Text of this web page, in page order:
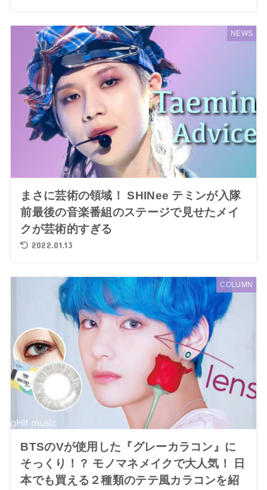
NEWS
まさに芸術の領域！ SHINee テミンが入隊
前最後の音楽番組のステージで見せたメイ
クが芸術的すぎる
2022.01.13
COLUMN
BTSのVが使用した『グレーカラコン』に
そっくり！？ モノマネメイクで大人気！ 日
本でも買える２種類のテテ風カラコンを紹